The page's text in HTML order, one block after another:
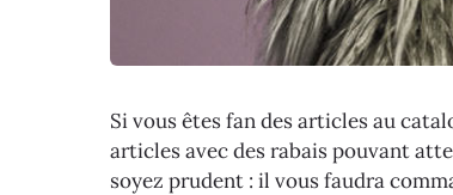
Si vous êtes fan des articles au
articles avec des rabais pouvant
soyez prudent : il vous faudra